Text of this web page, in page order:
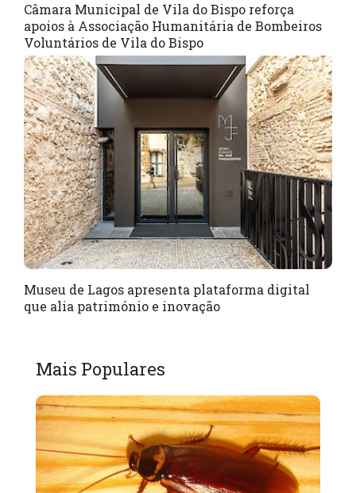
Câmara Municipal de Vila do Bispo reforça
apoios à Associação Humanitária de Bombeiros
Voluntários de Vila do Bispo
Museu de Lagos apresenta plataforma digital
que alia património e inovação
Mais Populares